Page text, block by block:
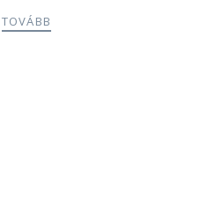
TOVÁBB